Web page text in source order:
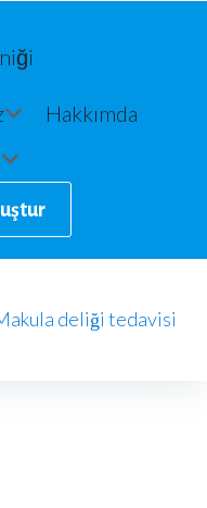
Hakkımda
deliği tedavisi